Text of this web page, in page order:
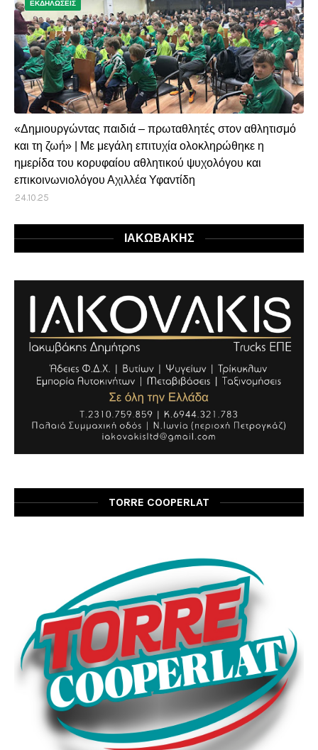
ΕΚΔΗΛΩΣΕΙΣ
«Δημιουργώντας παιδιά – πρωταθλητές στον αθλητισμό
και τη ζωή» | Με μεγάλη επιτυχία ολοκληρώθηκε η
ημερίδα του κορυφαίου αθλητικού ψυχολόγου και
επικοινωνιολόγου Αχιλλέα Υφαντίδη
24.10.25
ΙΑΚΩΒΑΚΗΣ
TORRE COOPERLAT